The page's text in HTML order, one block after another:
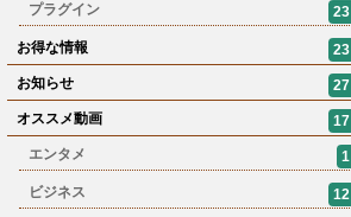
プラグイン 23
お得な情報
23
お知らせ
27
オススメ動画
17
エンタメ
1
ビジネス 12